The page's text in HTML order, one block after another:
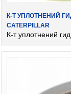
К-Т УПЛОТНЕНИЙ
CATERPILLAR
К-т уплотнений